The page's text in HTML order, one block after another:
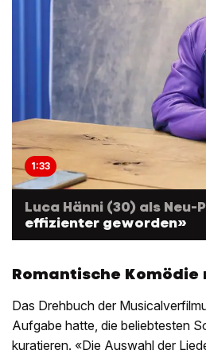
1:33
Luca Hänni (30) als Neu-
effizienter geworden»
Romantische Komödie
Das Drehbuch der
Aufgabe hatte, die beliebtesten
kuratieren. «Die Auswahl der